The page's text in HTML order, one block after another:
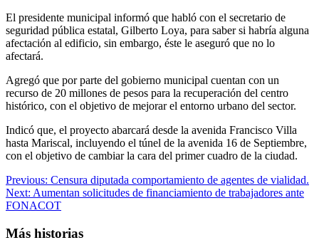
El presidente municipal informó que habló con el secretario de
seguridad pública estatal, Gilberto Loya, para saber si habría alguna
afectación al edificio, sin embargo, éste le aseguró que no lo
afectará.
Agregó que por parte del gobierno municipal cuentan con un
recurso de 20 millones de pesos para la recuperación del centro
histórico, con el objetivo de mejorar el entorno urbano del sector.
Indicó que, el proyecto abarcará desde la avenida Francisco Villa
hasta Mariscal, incluyendo el túnel de la avenida 16 de Septiembre,
con el objetivo de cambiar la cara del primer cuadro de la ciudad.
Navegación
de
Previous: Censura diputada comportamiento de agentes de vialidad.
Next: Aumentan solicitudes de financiamiento de trabajadores ante
FONACOT
Más historias